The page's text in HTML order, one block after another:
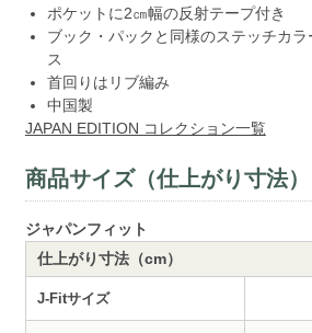
ポケットに2㎝幅の反射テープ付き
ブック・パックと同様のステッチカ
ス
首回りはリブ編み
中国製
JAPAN EDITION コレクション一覧
商品サイズ（仕上がり寸法）
ジャパンフィット
仕上がり寸法（cm）
J-Fitサイズ